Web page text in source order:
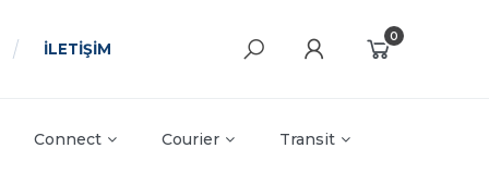
İLETİŞİM
0
Connect Courier Transit